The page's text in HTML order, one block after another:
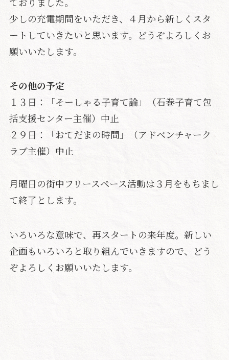
少しの充電期間をいただき、４月から新しくスタ
ートしていきたいと思います。どうぞよろしくお
願いいたします。
その他の予定
１３日：「そーしゃる子育て論」（石巻子育て包
括支援センター主催）中止
２９日：「おてだまの時間」（アドベンチャーク
ラブ主催）中止
月曜日の街中フリースペース活動は３月をもちまし
て終了とします。
いろいろな意味で、再スタートの来年度。新しい
企画もいろいろと取り組んでいきますので、どう
ぞよろしくお願いいたします。